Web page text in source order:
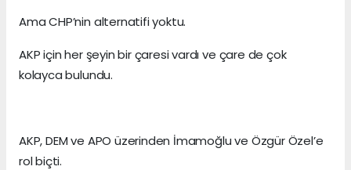
Ama CHP’nin alternatifi yoktu.
AKP için her şeyin bir çaresi vardı ve çare de çok
kolayca bulundu.
AKP, DEM ve APO üzerinden İmamoğlu ve Özgür Özel’e
rol biçti.